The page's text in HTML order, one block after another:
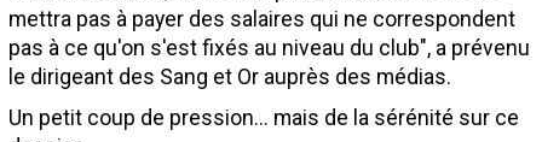
mettra pas à payer des salaires qui ne correspondent
pas à ce qu'on s'est fixés au niveau du club", a prévenu
le dirigeant des Sang et Or auprès des médias.
Un petit coup de pression... mais de la sérénité sur ce
Paramètrages / Options
Contact / Signaler un bug
Recrutement Maxifoot